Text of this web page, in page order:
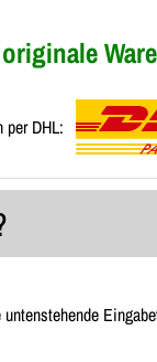
Ware
DHL:
untenstehende